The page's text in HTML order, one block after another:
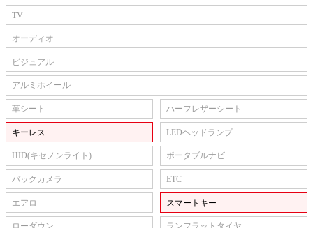
TV
オーディオ
ビジュアル
アルミホイール
革シート ハーフレザーシート
キーレス LEDヘッドランプ
HID(キセノンライト) ポータブルナビ
バックカメラ ETC
エアロ スマートキー
ローダウン ランフラットタイヤ